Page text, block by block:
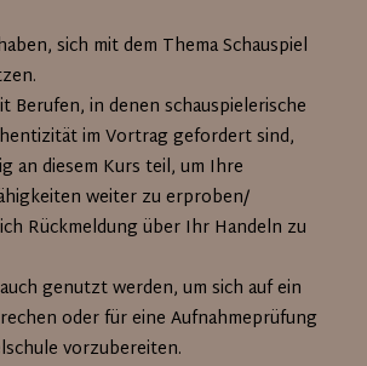
sich mit dem Thema Schauspiel
Berufen, in denen schauspielerische
im Vortrag gefordert sind,
an diesem Kurs teil, um Ihre
weiter zu erproben/
Rückmeldung über Ihr Handeln zu
genutzt werden, um sich auf ein
oder für eine Aufnahmeprüfung
vorzubereiten.